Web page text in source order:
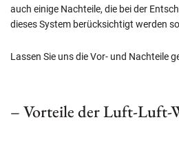
auch einige Nachteile, die bei der
dieses System berücksichtigt werden
Lassen Sie uns die Vor- und Nachteile
– Vorteile der Luft-Luft-